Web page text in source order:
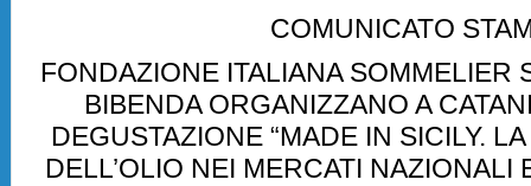
COMUNICATO
FONDAZIONE ITALIANA SOMMELIER
BIBENDA ORGANIZZANO A
DEGUSTAZIONE “MADE IN SICILY.
DELL’OLIO NEI MERCATI NAZIONALI